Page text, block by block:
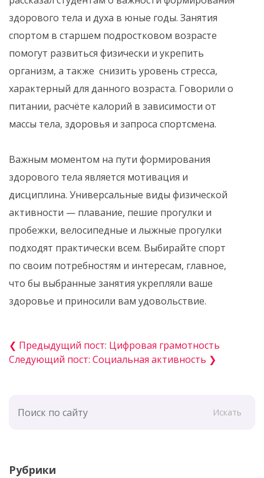
здорового тела и духа в юные годы. Занятия
спортом в старшем подростковом возрасте
помогут развиться физически и укрепить
организм, а также снизить уровень стресса,
характерный для данного возраста. Говорили о
питании, расчёте калорий в зависимости от
массы тела, здоровья и запроса спортсмена.
Важным моментом на пути формирования
здорового тела является мотивация и
дисциплина. Универсальные виды физической
активности — плавание, пешие прогулки и
пробежки, велосипедные и лыжные прогулки
подходят практически всем. Выбирайте спорт
по своим потребностям и интересам, главное,
что бы выбранные занятия укрепляли ваше
здоровье и приносили вам удовольствие.
❮ Предыдущий пост: Цифровая грамотность
Следующий пост: Социальная активность ❯
Искать
Рубрики